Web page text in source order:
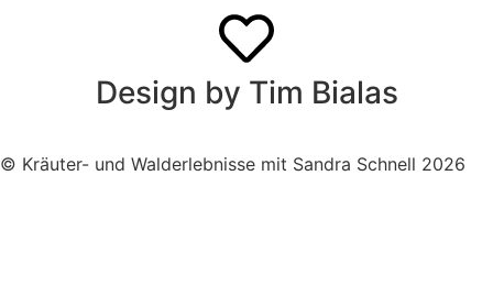
Design by Tim Bialas
© Kräuter- und Walderlebnisse mit Sandra Schnell 2026